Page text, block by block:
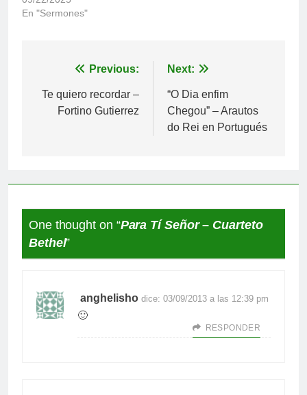
En "Sermones"
Navegación
de
Previous:
Te quiero recordar –
Fortino Gutierrez
Next:
“O Dia enfim
Chegou” – Arautos
do Rei en Portugués
One thought on “Para Tí Señor – Cuarteto
Bethel”
anghelisho dice: 03/09/2013 a las 12:39 pm
🙂
RESPONDER